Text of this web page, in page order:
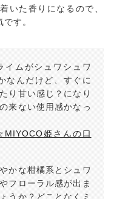
いた香りになるので、
す。
イムがシュワシュワ
なんだけど、すぐに
り甘い感じ？になり
来ない使用感かなっ
姫さんの口
かな柑橘系とシュワ
フローラル感が出ま
うか？どことなくミ